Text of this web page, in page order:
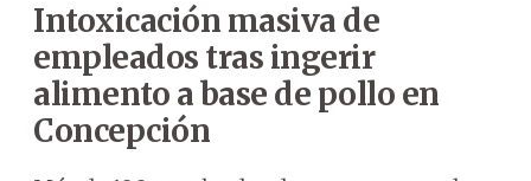
Intoxicación masiva de
empleados tras ingerir
alimento a base de pollo en
Concepción